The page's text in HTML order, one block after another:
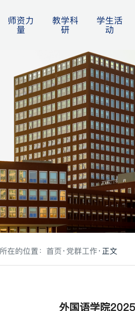
师资力
量
教学科
研
学生活
动
在的位置： 首页 党群工作 正文
外国语学院